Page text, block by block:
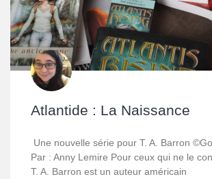
Atlantide : La Naissance
Une nouvelle série pour T. A. Barron
Par : Anny Lemire Pour ceux qui ne le
T. A. Barron est un auteur américain